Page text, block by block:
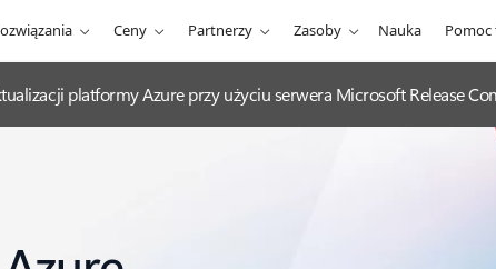
Ceny Partnerzy Zasoby Nauka Pomoc
platformy Azure przy użyciu serwera Microsoft Release